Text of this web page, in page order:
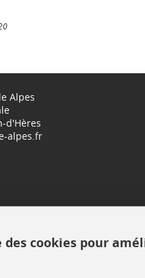
Alpes
d'Hères
alpes.fr
des cookies pour